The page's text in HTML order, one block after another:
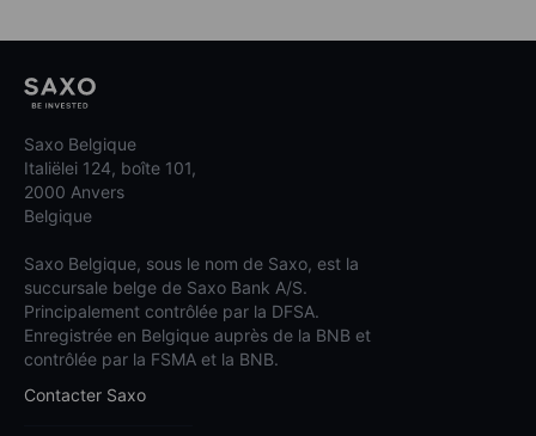
Saxo Belgique
Italiëlei 124, boîte 101,
2000 Anvers
Belgique
Saxo Belgique, sous le nom de Saxo, est la
succursale belge de Saxo Bank A/S.
Principalement contrôlée par la DFSA.
Enregistrée en Belgique auprès de la BNB et
contrôlée par la FSMA et la BNB.
Contacter Saxo